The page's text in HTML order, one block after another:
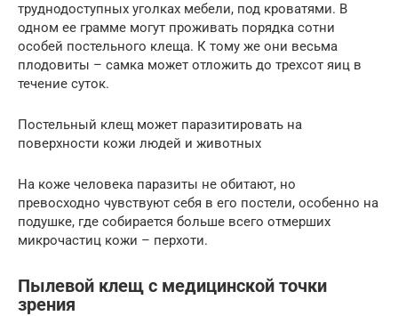
труднодоступных уголках мебели, под кроватями. В
одном ее грамме могут проживать порядка сотни
особей постельного клеща. К тому же они весьма
плодовиты – самка может отложить до трехсот яиц в
течение суток.
Постельный клещ может паразитировать на
поверхности кожи людей и животных
На коже человека паразиты не обитают, но
превосходно чувствуют себя в его постели, особенно на
подушке, где собирается больше всего отмерших
микрочастиц кожи – перхоти.
Пылевой клещ с медицинской точки
зрения